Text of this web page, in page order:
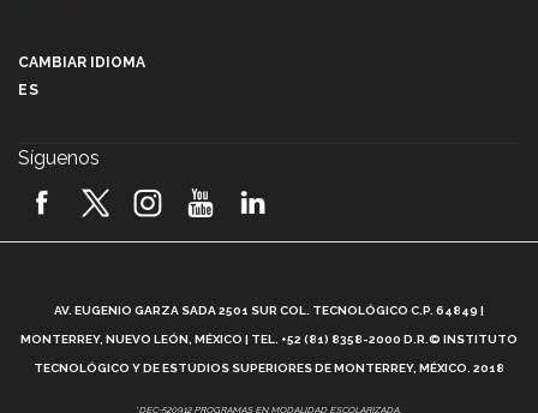
2026! (video)
¿Cómo es el Modelo Educativo Tec? (video)
CAMBIAR IDIOMA
ES
Síguenos
AV. EUGENIO GARZA SADA 2501 SUR COL. TECNOLÓGICO C.P. 64849 |
MONTERREY, NUEVO LEÓN, MÉXICO | TEL. +52 (81) 8358-2000 D.R.© INSTITUTO
TECNOLÓGICO Y DE ESTUDIOS SUPERIORES DE MONTERREY, MÉXICO. 2018
*DEC-520912 PROGRAMAS EN MODALIDAD ESCOLARIZADA.